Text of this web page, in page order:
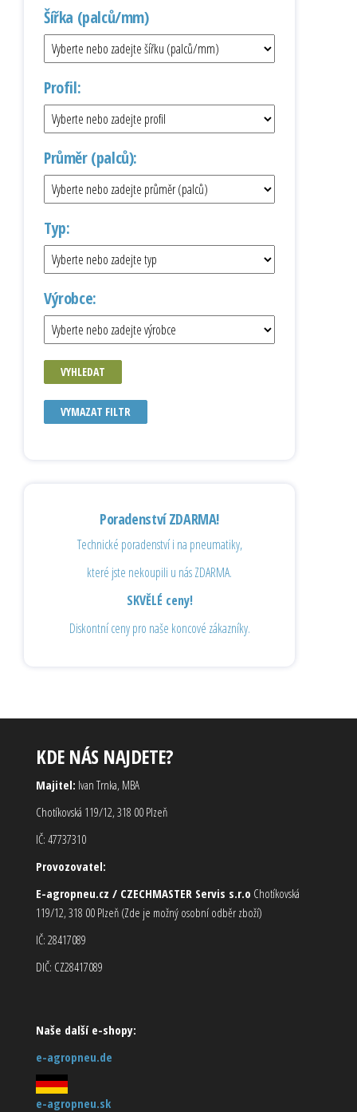
Šířka (palců/mm)
Profil:
Průměr (palců):
Typ:
Výrobce:
VYHLEDAT
VYMAZAT FILTR
Poradenství ZDARMA!
Technické poradenství i na pneumatiky,
které jste nekoupili u nás ZDARMA.
SKVĚLÉ ceny!
Diskontní ceny pro naše koncové zákazníky.
KDE NÁS NAJDETE?
Majitel: Ivan Trnka, MBA
Chotíkovská 119/12, 318 00 Plzeň
IČ: 47737310
Provozovatel:
E-agropneu.cz / CZECHMASTER Servis s.r.o Chotíkovská
119/12, 318 00 Plzeň (Zde je možný osobní odběr zboží)
IČ: 28417089
DIČ: CZ28417089
Naše další e-shopy:
e-agropneu.de
e-agropneu.sk